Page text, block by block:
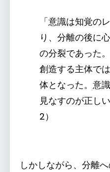
「意識は知覚の
り、分離の後に
の分裂であった
創造する主体で
体となった。意
見なすのが正し
2）
しかしながら、分離